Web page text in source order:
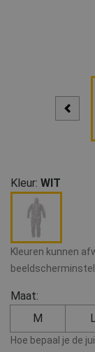
Kleur: WIT
Kleuren kunnen
Maat:
M
L
Hoe bepaal je de